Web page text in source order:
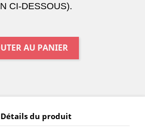
CI-DESSOUS).
AU PANIER
Détails du produit